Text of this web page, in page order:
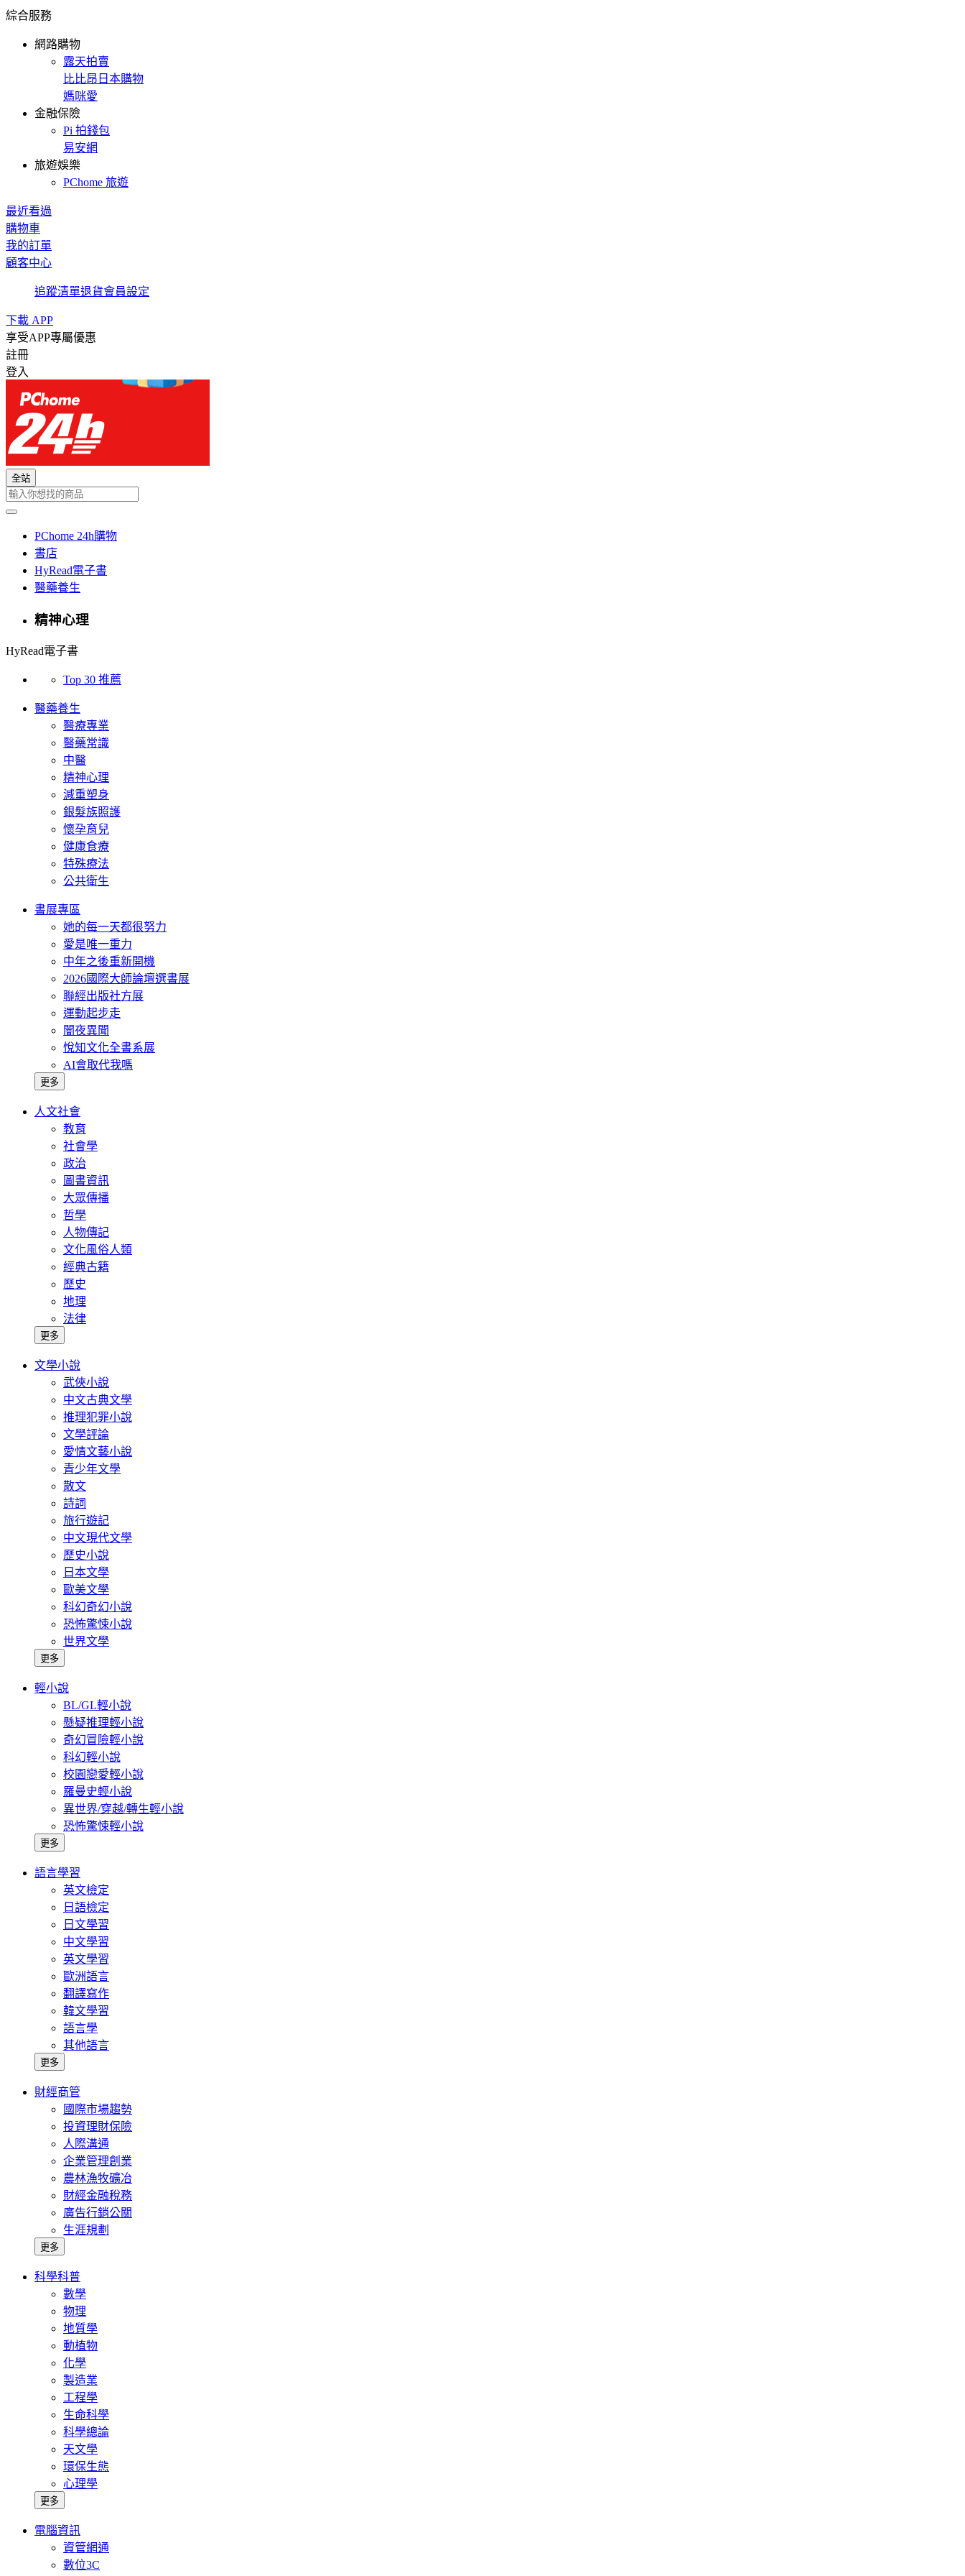
綜合服務
網路購物
露天拍賣
比比昂日本購物
媽咪愛
金融保險
Pi 拍錢包
易安網
旅遊娛樂
PChome 旅遊
最近看過
購物車
我的訂單
顧客中心
追蹤清單退貨會員設定
下載 APP
享受APP專屬優惠
註冊
登入
全站
PChome 24h購物
書店
HyRead電子書
醫藥養生
精神心理
HyRead電子書
Top 30 推薦
醫藥養生
醫療專業
醫藥常識
中醫
精神心理
減重塑身
銀髮族照護
懷孕育兒
健康食療
特殊療法
公共衛生
書展專區
她的每一天都很努力
愛是唯一重力
中年之後重新開機
2026國際大師論壇選書展
聯經出版社方展
運動起步走
闇夜異聞
悅知文化全書系展
AI會取代我嗎
更多
人文社會
教育
社會學
政治
圖書資訊
大眾傳播
哲學
人物傳記
文化風俗人類
經典古籍
歷史
地理
法律
更多
文學小說
武俠小說
中文古典文學
推理犯罪小說
文學評論
愛情文藝小說
青少年文學
散文
詩詞
旅行遊記
中文現代文學
歷史小說
日本文學
歐美文學
科幻奇幻小說
恐怖驚悚小說
世界文學
更多
輕小說
BL/GL輕小說
懸疑推理輕小說
奇幻冒險輕小說
科幻輕小說
校園戀愛輕小說
羅曼史輕小說
異世界/穿越/轉生輕小說
恐怖驚悚輕小說
更多
語言學習
英文檢定
日語檢定
日文學習
中文學習
英文學習
歐洲語言
翻譯寫作
韓文學習
語言學
其他語言
更多
財經商管
國際市場趨勢
投資理財保險
人際溝通
企業管理創業
農林漁牧礦冶
財經金融稅務
廣告行銷公關
生涯規劃
更多
科學科普
數學
物理
地質學
動植物
化學
製造業
工程學
生命科學
科學總論
天文學
環保生態
心理學
更多
電腦資訊
資管網通
數位3C